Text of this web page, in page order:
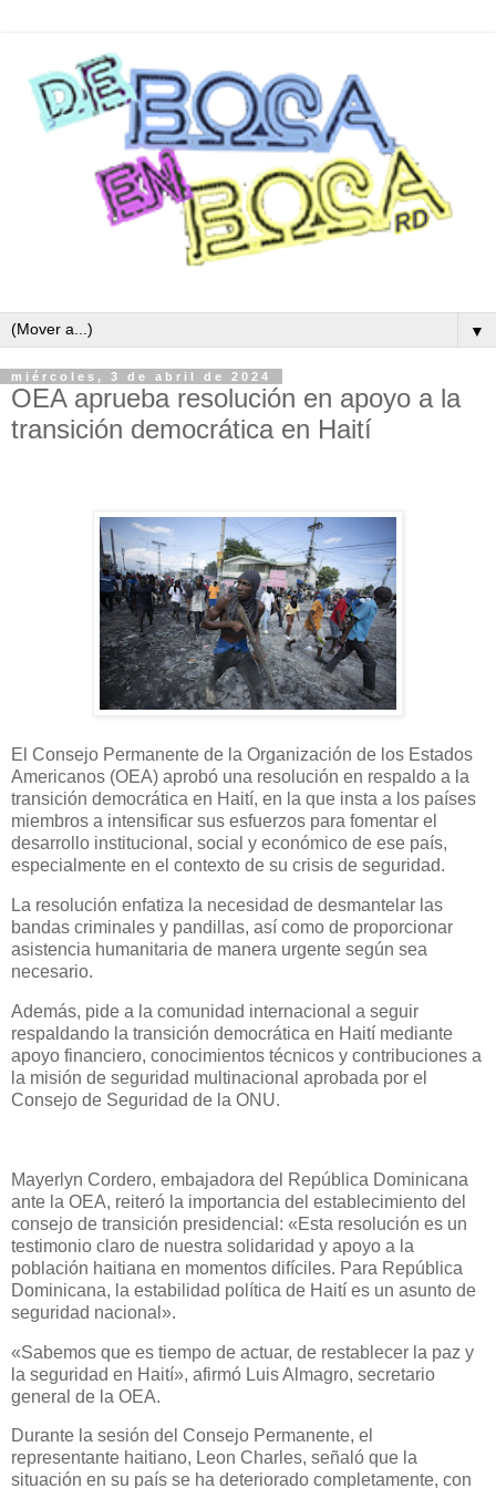
▼
miércoles, 3 de abril de 2024
OEA aprueba resolución en apoyo a la
transición democrática en Haití
El Consejo Permanente de la Organización de los Estados
Americanos (OEA) aprobó una resolución en respaldo a la
transición democrática en Haití, en la que insta a los países
miembros a intensificar sus esfuerzos para fomentar el
desarrollo institucional, social y económico de ese país,
especialmente en el contexto de su crisis de seguridad.
La resolución enfatiza la necesidad de desmantelar las
bandas criminales y pandillas, así como de proporcionar
asistencia humanitaria de manera urgente según sea
necesario.
Además, pide a la comunidad internacional a seguir
respaldando la transición democrática en Haití mediante
apoyo financiero, conocimientos técnicos y contribuciones a
la misión de seguridad multinacional aprobada por el
Consejo de Seguridad de la ONU.
Mayerlyn Cordero, embajadora del República Dominicana
ante la OEA, reiteró la importancia del establecimiento del
consejo de transición presidencial: «Esta resolución es un
testimonio claro de nuestra solidaridad y apoyo a la
población haitiana en momentos difíciles. Para República
Dominicana, la estabilidad política de Haití es un asunto de
seguridad nacional».
«Sabemos que es tiempo de actuar, de restablecer la paz y
la seguridad en Haití», afirmó Luis Almagro, secretario
general de la OEA.
Durante la sesión del Consejo Permanente, el
representante haitiano, Leon Charles, señaló que la
situación en su país se ha deteriorado completamente, con